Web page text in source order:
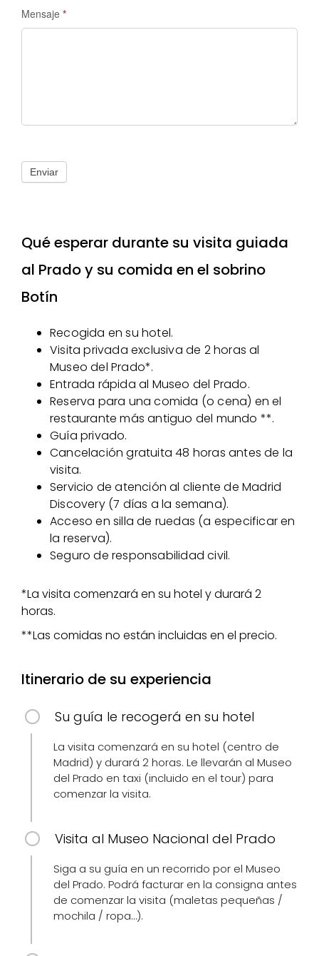
Mensaje *
Enviar
Qué esperar durante su visita guiada
al Prado y su comida en el sobrino
Botín
Recogida en su hotel.
Visita privada exclusiva de 2 horas al
Museo del Prado*.
Entrada rápida al Museo del Prado.
Reserva para una comida (o cena) en el
restaurante más antiguo del mundo **.
Guía privado.
Cancelación gratuita 48 horas antes de la
visita.
Servicio de atención al cliente de Madrid
Discovery (7 días a la semana).
Acceso en silla de ruedas (a especificar en
la reserva).
Seguro de responsabilidad civil.
*La visita comenzará en su hotel y durará 2
horas.
**Las comidas no están incluidas en el precio.
Itinerario de su experiencia
Su guía le recogerá en su hotel
La visita comenzará en su hotel (centro de
Madrid) y durará 2 horas. Le llevarán al Museo
del Prado en taxi (incluido en el tour) para
comenzar la visita.
Visita al Museo Nacional del Prado
Siga a su guía en un recorrido por el Museo
del Prado. Podrá facturar en la consigna antes
de comenzar la visita (maletas pequeñas /
mochila / ropa…).